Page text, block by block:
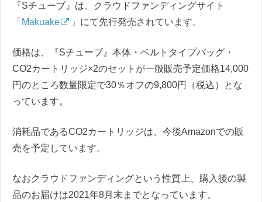
『Sチューブ』は、クラウドファンディングサイト
「 Makuake 」にて先行発売されています。
価格は、『Sチューブ』本体・ベルトタイプバッグ・
CO2カートリッジ×2のセットが一般販売予定価格14,000
円のところ数量限定で30％オフの9,800円（税込）とな
っています。
消耗品であるCO2カートリッジは、今後Amazonでの販
売を予定しています。
なおクラウドファンディングという性質上、購入後の製
品のお届けは2021年8月末までとなっています。